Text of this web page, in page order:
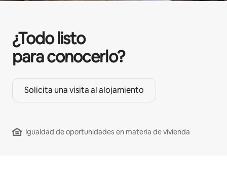
¿Todo listo
para conocerlo?
Solicita una visita al alojamiento
Igualdad de oportunidades en materia de vivienda